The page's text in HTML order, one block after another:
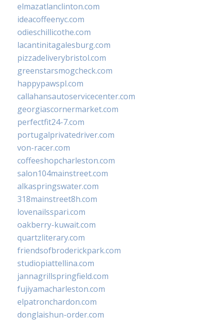
elmazatlanclinton.com
ideacoffeenyc.com
odieschillicothe.com
lacantinitagalesburg.com
pizzadeliverybristol.com
greenstarsmogcheck.com
happypawspl.com
callahansautoservicecenter.com
georgiascornermarket.com
perfectfit24-7.com
portugalprivatedriver.com
von-racer.com
coffeeshopcharleston.com
salon104mainstreet.com
alkaspringswater.com
318mainstreet8h.com
lovenailsspari.com
oakberry-kuwait.com
quartzliterary.com
friendsofbroderickpark.com
studiopiattellina.com
jannagrillspringfield.com
fujiyamacharleston.com
elpatronchardon.com
donglaishun-order.com